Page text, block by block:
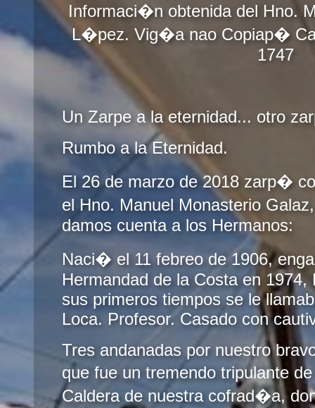
Informaci�n obtenida del Hno.
L�pez. Vig�a nao Copiap�
1747
Un Zarpe a la eternidad... otro
Rumbo a la Eternidad.
El 26 de marzo de 2018 zarp�
el Hno. Manuel Monasterio
damos cuenta a los Hermanos:
Naci� el 11 febreo de 1906,
Hermandad de la Costa en
sus primeros tiempos se le
Loca. Profesor. Casado con
Tres andanadas por nuestro
que fue un tremendo tripulante
Caldera de nuestra cofrad�a,